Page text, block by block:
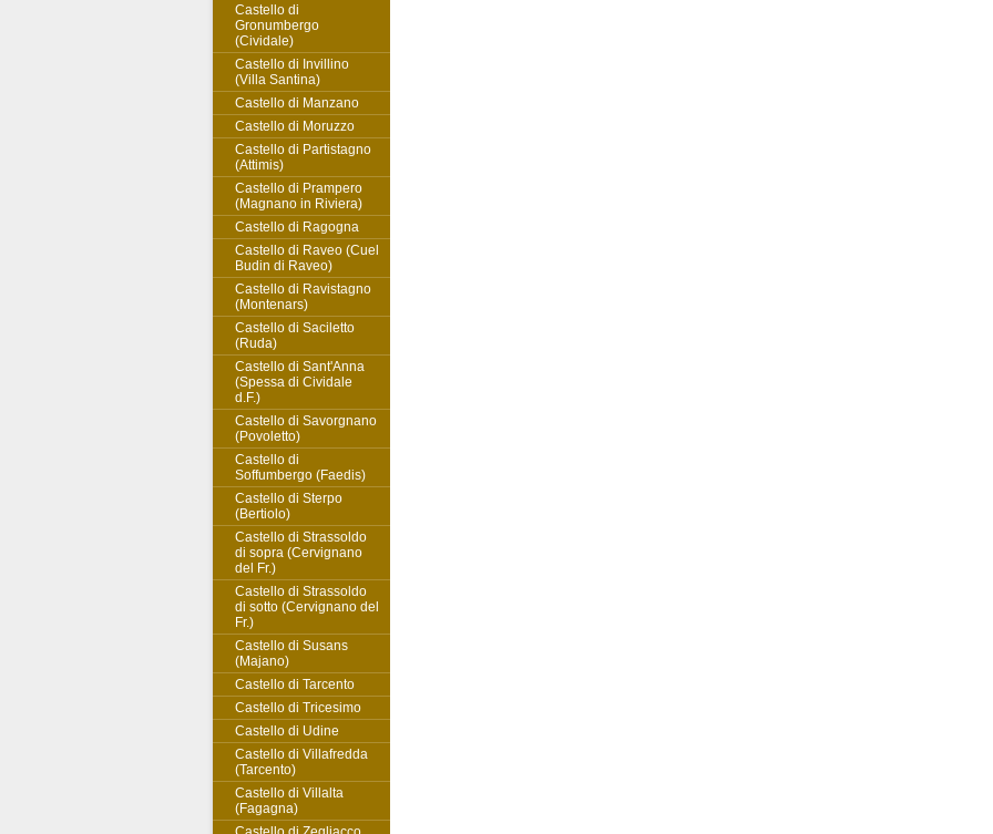
Castello di
Gronumbergo
(Cividale)
Castello di Invillino
(Villa Santina)
Castello di Manzano
Castello di Moruzzo
Castello di Partistagno
(Attimis)
Castello di Prampero
(Magnano in Riviera)
Castello di Ragogna
Castello di Raveo (Cuel
Budin di Raveo)
Castello di Ravistagno
(Montenars)
Castello di Saciletto
(Ruda)
Castello di Sant'Anna
(Spessa di Cividale
d.F.)
Castello di Savorgnano
(Povoletto)
Castello di
Soffumbergo (Faedis)
Castello di Sterpo
(Bertiolo)
Castello di Strassoldo
di sopra (Cervignano
del Fr.)
Castello di Strassoldo
di sotto (Cervignano del
Fr.)
Castello di Susans
(Majano)
Castello di Tarcento
Castello di Tricesimo
Castello di Udine
Castello di Villafredda
(Tarcento)
Castello di Villalta
(Fagagna)